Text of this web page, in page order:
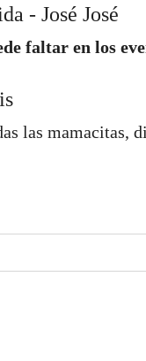
- José José
faltar en los
las mamacitas,